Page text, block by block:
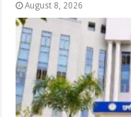
August 8, 2026